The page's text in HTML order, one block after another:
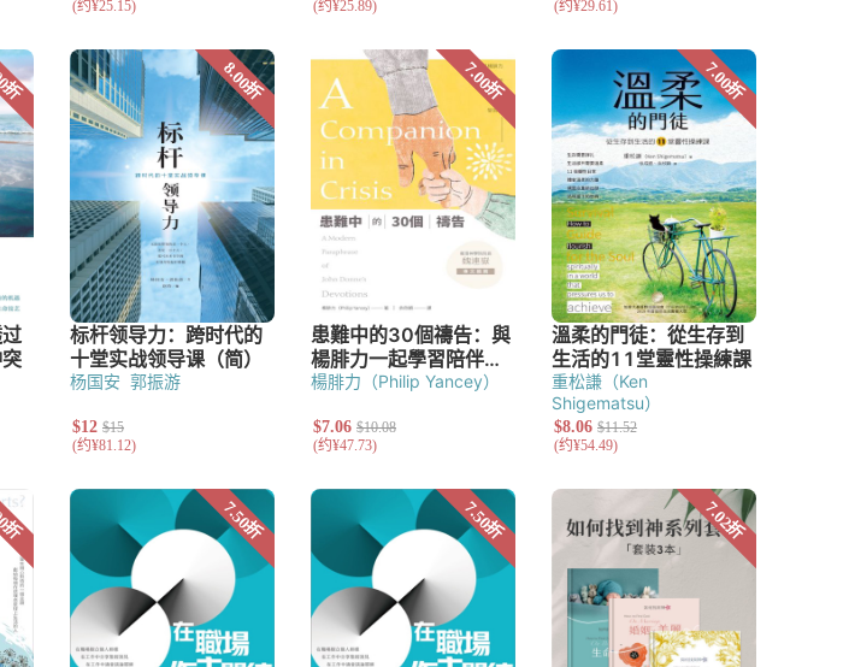
杨国安 郭振游 楊腓力（Philip Yancey）
重松謙（Ken
Shigematsu）